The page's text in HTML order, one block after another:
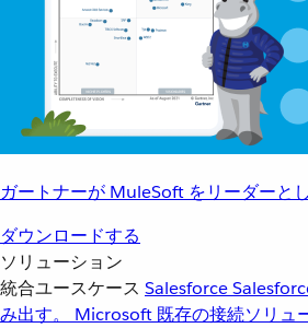
ガートナーが MuleSoft をリーダーと
ダウンロードする
ソリューション
統合ユースケース Salesforce
み出す。
Microsoft 既存の接続ソリュ